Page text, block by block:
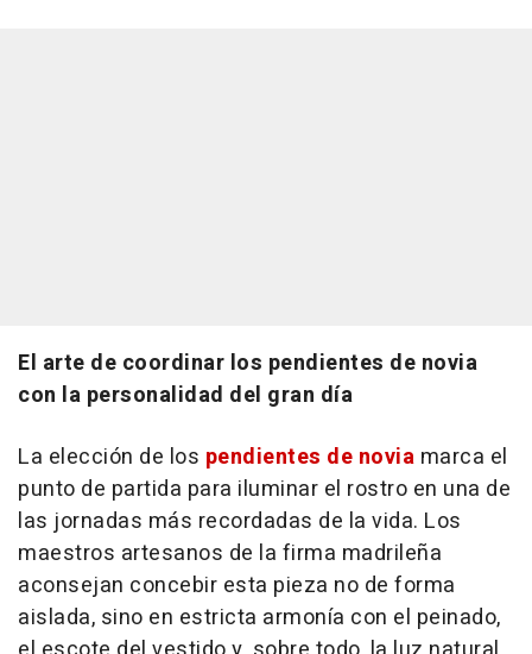
El arte de coordinar los pendientes de novia
con la personalidad del gran día
La elección de los pendientes de novia marca el
punto de partida para iluminar el rostro en una de
las jornadas más recordadas de la vida. Los
maestros artesanos de la firma madrileña
aconsejan concebir esta pieza no de forma
aislada, sino en estricta armonía con el peinado,